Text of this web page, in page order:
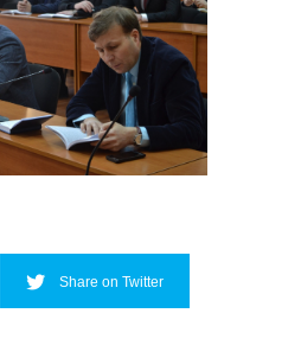
Share on Twitter